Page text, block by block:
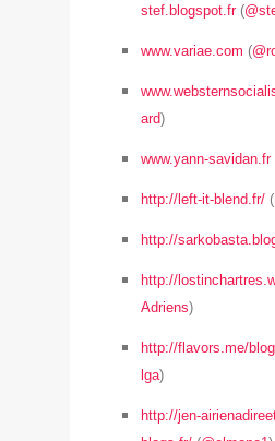
stef.blogspot.fr(
www.variae.com (
ard)
www.yann-savidan.fr
http://left-it-blend.fr/ (
http://
http://
Adriens)
http://flavors.me/
lga)
http://jen-